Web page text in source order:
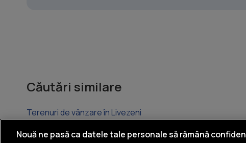
Căutări similare
Terenuri de vânzare în Livezeni
Terenuri de vânzare în Reghin
Nouă ne pasă ca datele tale personale să rămână